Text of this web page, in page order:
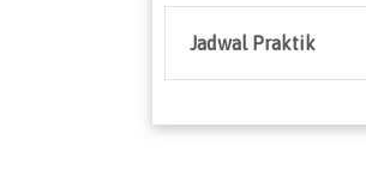
Jadwal Praktik